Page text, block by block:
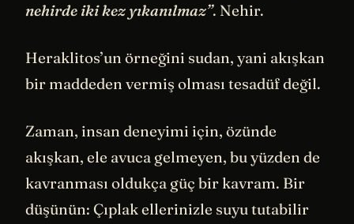
nehirde iki kez yıkanılmaz”. Nehir.
Heraklitos’un örneğini sudan, yani akışkan
bir maddeden vermiş olması tesadüf değil.
Zaman, insan deneyimi için, özünde
akışkan, ele avuca gelmeyen, bu yüzden de
kavranması oldukça güç bir kavram. Bir
düşünün: Çıplak ellerinizle suyu tutabilir